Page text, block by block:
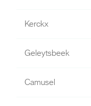
Kerckx
Geleytsbeek
Camusel